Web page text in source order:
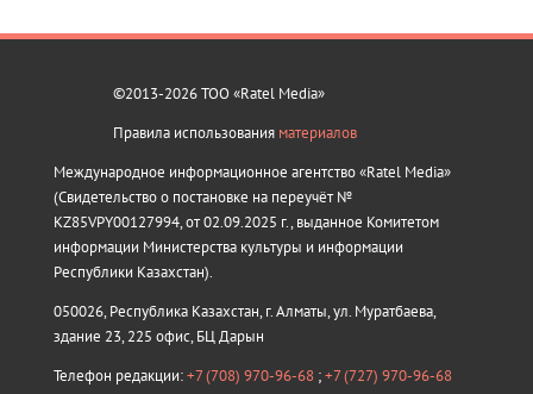
©2013-2026 ТОО «Ratel Media»
Правила использования материалов
Международное информационное агентство «Ratel Media»
(Свидетельство о постановке на переучёт №
KZ85VPY00127994, от 02.09.2025 г., выданное Комитетом
информации Министерства культуры и информации
Республики Казахстан).
050026, Республика Казахстан, г. Алматы, ул. Муратбаева,
здание 23, 225 офис, БЦ Дарын
Телефон редакции:+7 (708) 970-96-68 ;+7 (727) 970-96-68